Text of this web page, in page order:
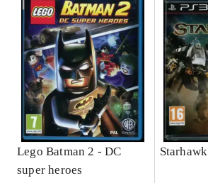
Lego Batman 2 - DC
super heroes
Starhawk